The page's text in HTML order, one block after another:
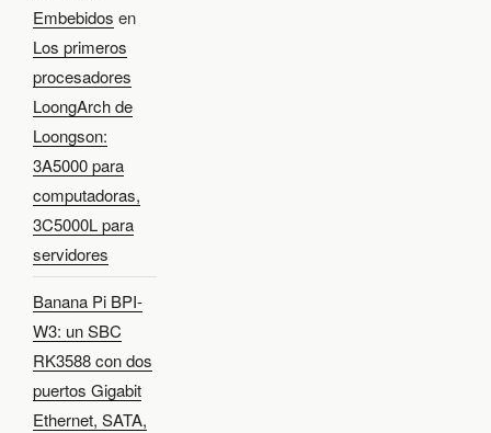
Embebidos en
Los primeros
procesadores
LoongArch de
Loongson:
3A5000 para
computadoras,
3C5000L para
servidores
Banana Pi BPI-
W3: un SBC
RK3588 con dos
puertos Gigabit
Ethernet, SATA,